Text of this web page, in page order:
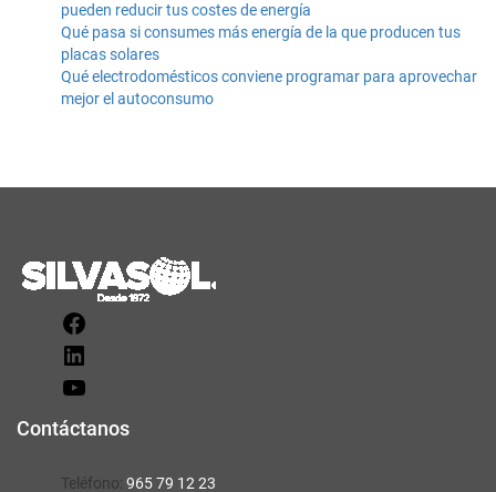
pueden reducir tus costes de energía
Qué pasa si consumes más energía de la que producen tus
placas solares
Qué electrodomésticos conviene programar para aprovechar
mejor el autoconsumo
Contáctanos
Teléfono: 965 79 12 23